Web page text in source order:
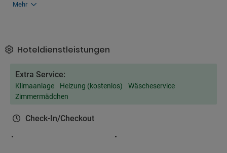
Mehr
Hoteldienstleistungen
Extra Service:
Klimaanlage Heizung (kostenlos)
Wäscheservice
Zimmermädchen
Check-In/Checkout